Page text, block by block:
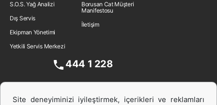
S.O.S. Yağ Analizi
Dış Servis
Ekipman Yönetimi
Yetkili Servis Merkezi
Borusan Cat Müşteri
Manifestosu
İletişim
444 1 228
Site deneyiminizi iyileştirmek, içerikleri ve reklamları